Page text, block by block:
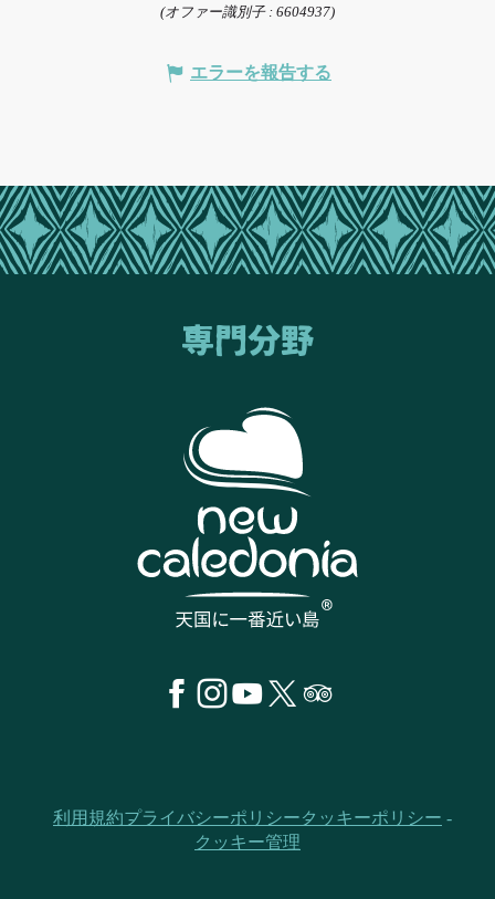
(オファー識別子 : 6604937)
エラーを報告する
専門分野
利用規約プライバシーポリシークッキーポリシー
クッキー管理